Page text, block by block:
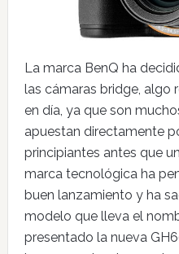
La marca BenQ ha
las cámaras bridge,
en día, ya que son
apuestan directamente
principiantes antes que
marca tecnológica ha
buen lanzamiento y ha
modelo que lleva el
presentado la nueva